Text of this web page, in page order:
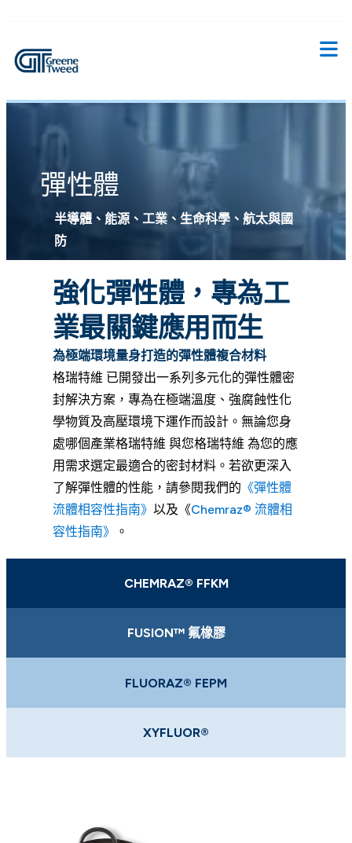
彈性體
半導體、能源、工業、生命科學、航太與國
防
強化彈性體，專為工
業最關鍵應用而生
為極端環境量身打造的彈性體複合材料
格瑞特維 已開發出一系列多元化的彈性體密
封解決方案，專為在極端溫度、強腐蝕性化
學物質及高壓環境下運作而設計。無論您身
處哪個產業格瑞特維 與您格瑞特維 為您的應
用需求選定最適合的密封材料。若欲更深入
了解彈性體的性能，請參閱我們的 《彈性體
流體相容性指南》 以及《Chemraz® 流體相
容性指南》
。
CHEMRAZ® FFKM
FUSION™ 氟橡膠
FLUORAZ® FEPM
XYFLUOR®